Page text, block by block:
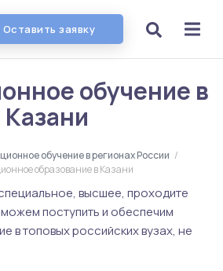
Оставить заявку
обучение в
Казани
обучение в регионах России /
образование в Казани
высшее, проходите
поступить и обеспечим
в топовых российских вузах, не